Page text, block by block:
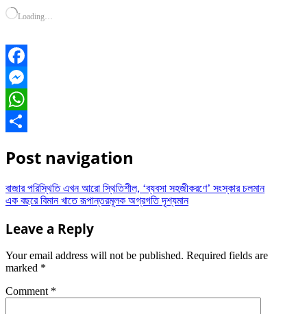
Loading…
Facebook
Messenger
WhatsApp
Post navigation
বাজার পরিস্থিতি এখন আরো স্থিতিশীল, ‘ব্যবসা সহজীকরণে’ সংস্কার চলমান
এক বছরে বিমান খাতে রূপান্তরমূলক অগ্রগতি দৃশ্যমান
Leave a Reply
Your email address will not be published. Required fields are
marked *
Comment *